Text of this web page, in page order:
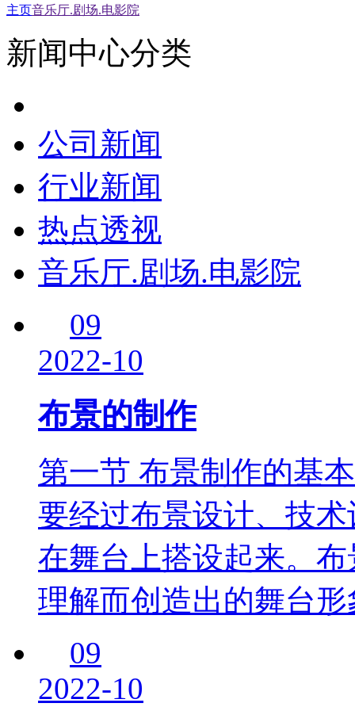
主页音乐厅.剧场.电影院
新闻中心分类
公司新闻
行业新闻
热点透视
音乐厅.剧场.电影院
09
2022-10
布景的制作
第一节 布景制作的基
要经过布景设计、技
在舞台上搭设起来。
理解而创造出的舞台形
09
2022-10